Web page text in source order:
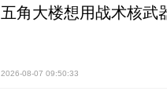
五角大楼想用战术核武
2026-08-07 09:50:33